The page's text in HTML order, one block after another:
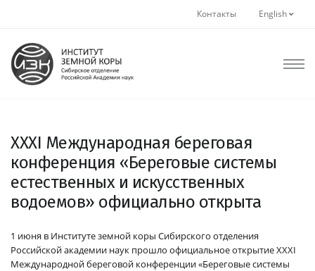
Контакты English
XXXI Международная береговая
конференция «Береговые системы
естественных и искусственных
водоемов» официально открыта
1 июня в Институте земной коры Сибирского отделения
Российской академии наук прошло официальное открытие XXXI
Международной береговой конференции «Береговые системы